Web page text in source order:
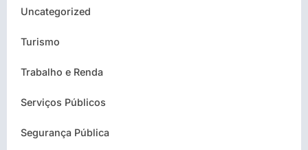
Uncategorized
Turismo
Trabalho e Renda
Serviços Públicos
Segurança Pública